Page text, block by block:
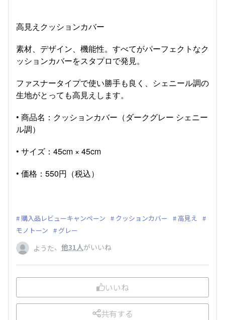
高見えクッションカバー
素材、デザイン、機能性。すべてがパーフェクトなク
ッションカバーをスタプロで発見。
ファスナータイプで使い勝手も良く、シェニール調の
生地がとっても高見えします。
• 商品名：クッションカバー（ダークグレー シェニー
ル調）
• サイズ：45cm × 45cm
• 価格：550円（税込）
購入品レビューキャンペーン クッションカバー
高見え
モノトーン
グレー
ようた、 他31人がいいね
いいね
共有する